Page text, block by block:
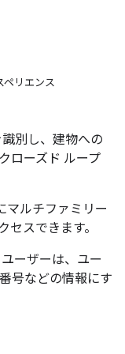
ペリエンス
別し、建物への
ローズド ループ
マルチファミリー
セスできます。
ーザーは、ユー
号などの情報にす